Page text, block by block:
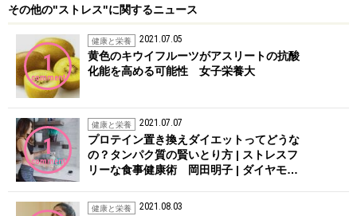
その他の"ストレス"に関するニュース
1
comment
健康と栄養 2021.07.05
黄色のキウイフルーツがアスリートの抗酸
化能を高める可能性 女子栄養大
1
comment
健康と栄養 2021.07.07
プロテイン置き換えダイエットってどうな
の？タンパク質の賢いとり方 | ストレスフ
リーな食事健康術 岡田明子 | ダイヤモ…
健康と栄養 2021.08.03